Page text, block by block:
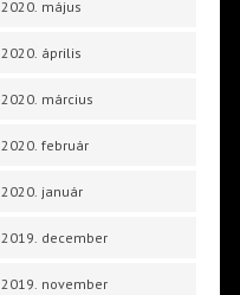
2020. május
2020. április
2020. március
2020. február
2020. január
2019. december
2019. november